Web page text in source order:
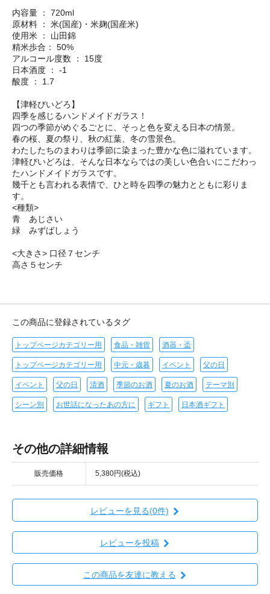
内容量 ： 720ml
原材料 ： 米(国産)・米麹(国産米)
使用米 ： 山田錦
精米歩合： 50%
アルコール度数 ： 15度
日本酒度 ： -1
酸度 ： 1.7
【津軽びいどろ】
四季を感じるハンドメイドガラス！
四つの季節がめぐるごとに、そっと色を変える日本の情景。
春の桜、夏の祭り、秋の紅葉、冬の雪景色。
わたしたちのまわりは季節に染まった豊かな色に溢れています。
津軽びいどろは、そんな日本ならではの美しい色合いにこだわっ
たハンドメイドガラスです。
幾千とも言われる表情で、ひと時を四季の魅力とともに彩りま
す。
<種類>
青 あじさい
緑 みずばしょう
<大きさ> 口径７センチ
高さ５センチ
この商品に登録されているタグ
トップページカテゴリー用 食品・雑貨 酒器・盃
トップページカテゴリー用 中元・歳暮 イベント 父の日
イベント 父の日 清酒 季節のお酒 夏のお酒 テーマ別
シーン別 お世話になったあの方に ギフト 日本酒ギフト
その他の詳細情報
販売価格 5,380円(税込)
レビューを見る(0件)
レビューを投稿
この商品を友達に教える